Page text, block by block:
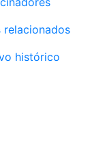
relacionados
histórico